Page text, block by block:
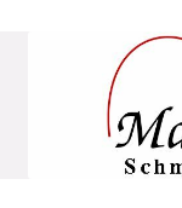
Navigation